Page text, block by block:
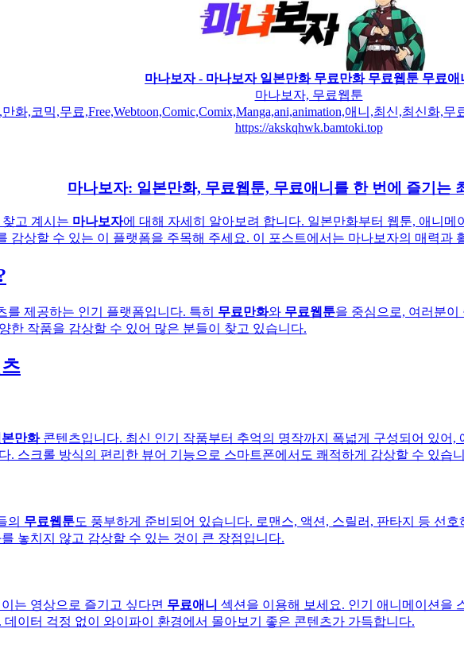
마나보자 - 마나보자 일본만화 무료만화 무료웹툰 무료애
마나보자, 무료웹툰
화,코믹,무료,Free,Webtoon,Comic,Comix,Manga,ani,animation,애니,최신,최신화,
https://akskqhwk.bamtoki.top
마나보자: 일본만화, 무료웹툰, 무료애니를 한 번에 즐기는
고 계시는 마나보자에 대해 자세히 알아보려 합니다. 일본만화부터 웹툰, 애니메
감상할 수 있는 이 플랫폼을 주목해 주세요. 이 포스트에서는 마나보자의 매력과
제공하는 인기 플랫폼입니다. 특히 무료만화와 무료웹툰을 중심으로, 여러분
한 작품을 감상할 수 있어 많은 분들이 찾고 있습니다.
만화콘텐츠입니다. 최신 인기 작품부터 추억의 명작까지 폭넓게 구성되어 있어
. 스크롤 방식의 편리한 뷰어 기능으로 스마트폰에서도 쾌적하게 감상할 수 있습
의 무료웹툰도 풍부하게 준비되어 있습니다. 로맨스, 액션, 스릴러, 판타지 등 선
놓치지 않고 감상할 수 있는 것이 큰 장점입니다.
는 영상으로 즐기고 싶다면 무료애니 섹션을 이용해 보세요. 인기 애니메이션을
이터 걱정 없이 와이파이 환경에서 몰아보기 좋은 콘텐츠가 가득합니다.